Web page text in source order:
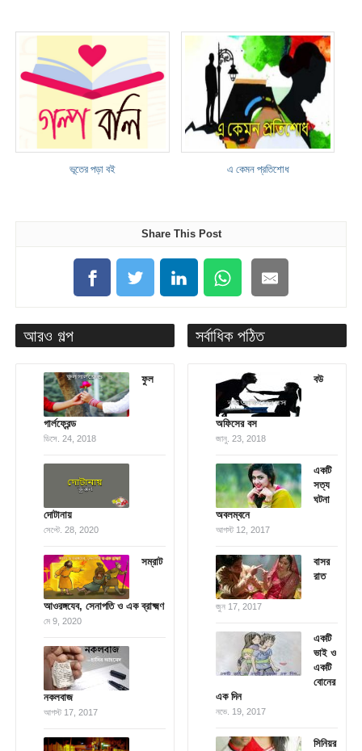
ভূতের পড়া বই এ কেমন প্রতিশোধ
Share This Post
আরও গল্প
ফুল
গার্লফ্রেন্ড
ডিসে. 24, 2018
দোটানায়
সেপ্টে. 28, 2020
সম্রাট
আওরঙ্গযেব, সেনাপতি ও এক ব্রাক্ষ্মণ
মে 9, 2020
নকলবাজ
আগস্ট 17, 2017
সর্বাধিক পঠিত
বউ
অফিসের বস
জানু. 23, 2018
একটি
সত্য
ঘটনা
অবলম্বনে
আগস্ট 12, 2017
বাসর
রাত
জুন 17, 2017
একটি
ভাই ও
একটি
বোনের
এক দিন
নভে. 19, 2017
সিনিয়র